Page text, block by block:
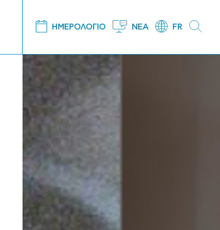
ΗΜΕΡΟΛΟΓΙΟ ΝΕΑ FR